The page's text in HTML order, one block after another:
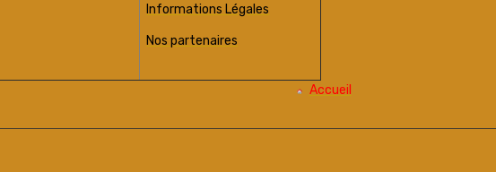
Informations Légales
Nos partenaires
Accueil